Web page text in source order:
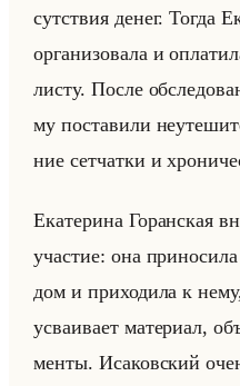
сут­ствия денег. Тогда
ор­га­ни­зо­ва­ла и
ли­сту. После
му по­ста­ви­ли
ние сет­чат­ки и
Ека­те­ри­на Го­ран­ская
уча­стие: она
дом и при­хо­ди­ла к
усва­ива­ет ма­те­ри­ал,
мен­ты. Ис­аков­ский